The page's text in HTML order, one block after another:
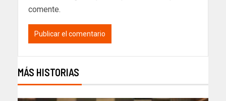
comente.
MÁS HISTORIAS